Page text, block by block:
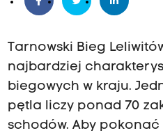
Tarnowski Bieg
najbardziej
biegowych w kraju.
pętla liczy ponad 70
schodów. Aby pokonać